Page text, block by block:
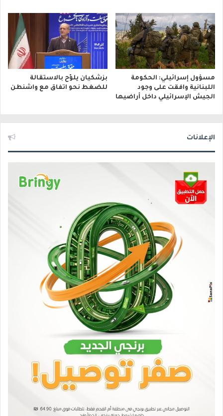
مسؤول إسرائيلي: الحكومة
اللبنانية وافقت على وجود
الجيش الإسرائيلي داخل أراضيها
بزشكيان يلوّح بالاستقالة
للضغط نحو اتفاق مع واشنطن
الإعلانات